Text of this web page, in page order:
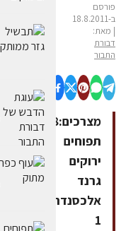
פורסם
ב-18.8.2011
| מאת:
דבורת
התבור
מצרכים:8
תפוחים
ירוקים
גרנד
אלכסנדר
1